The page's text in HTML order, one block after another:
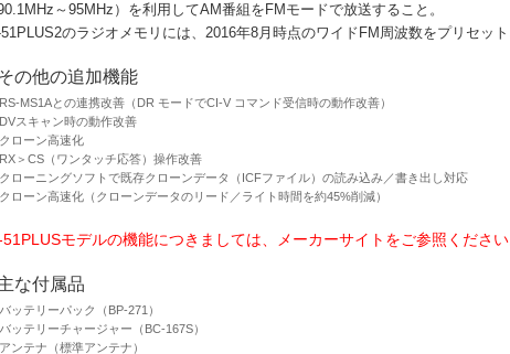
90.1MHz～95MHz）を利用してAM番組をFMモードで放送すること。
51PLUS2のラジオメモリには、2016年8月時点のワイドFM周波数をプリセット
の他の追加機能
RS-MS1Aとの連携改善（DR モードでCI-V コマンド受信時の動作改善）
DVスキャン時の動作改善
クローン高速化
RX＞CS（ワンタッチ応答）操作改善
クローニングソフトで既存クローンデータ（ICFファイル）の読み込み／書き出し対応
クローン高速化（クローンデータのリード／ライト時間を約45%削減）
51PLUSモデルの機能につきましては、メーカーサイトをご参照ください
な付属品
バッテリーパック（BP-271）
バッテリーチャージャー（BC-167S）
アンテナ（標準アンテナ）